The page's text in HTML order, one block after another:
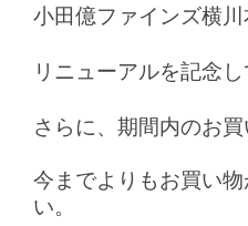
小田億ファインズ横
リニューアルを記念し
さらに、期間内のお
今までよりもお買い
い。